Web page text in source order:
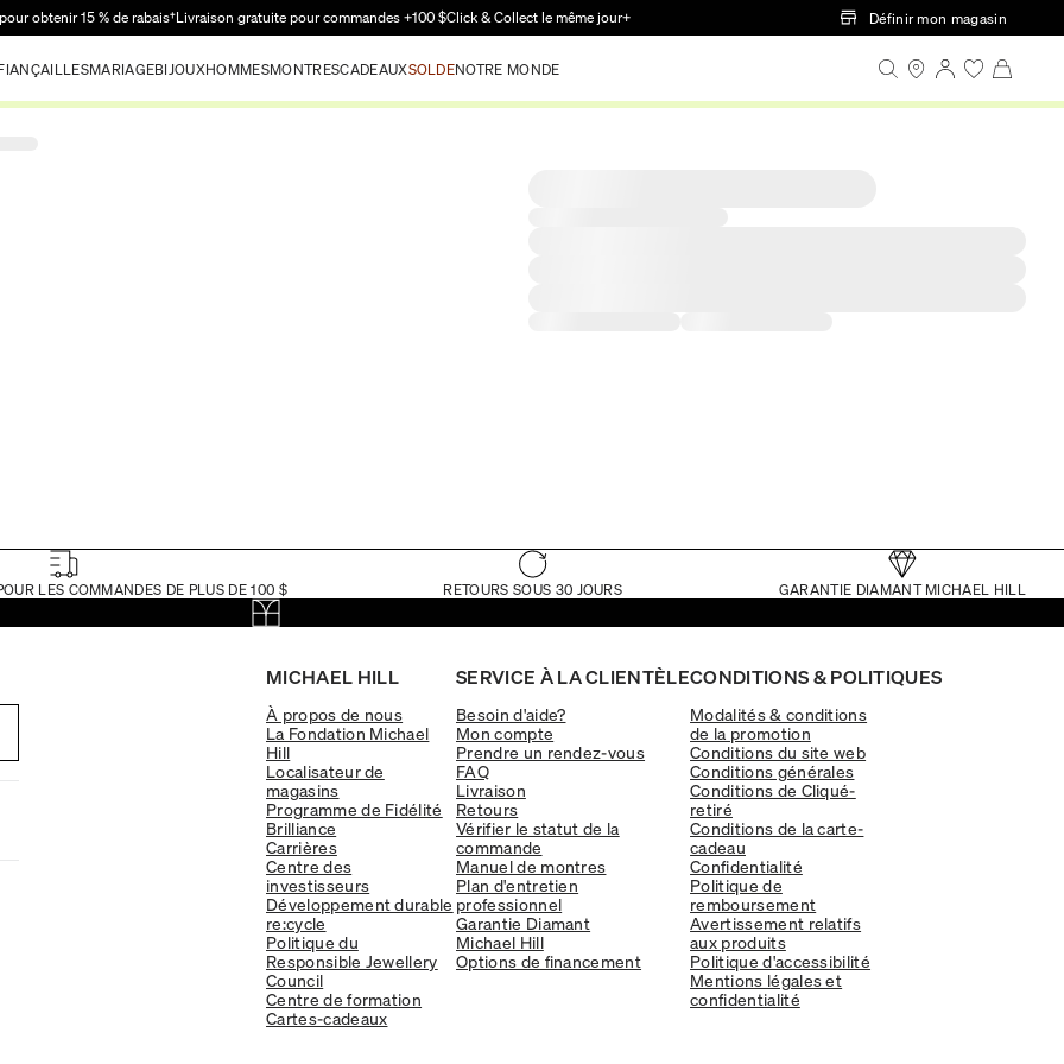
Passer au contenu principal
obtenir 15 % de rabais†Livraison gratuite pour commandes +100 $Click & Collect le même jour+ Définir mon magasin
MARIAGEBIJOUXHOMMESMONTRESCADEAUXSOLDENOTRE MONDE
LES COMMANDES DE PLUS DE 100 $ RETOURS SOUS 30 JOURS GARANTIE DIAMANT MICHAEL HILL
MICHAEL HILL
À propos de nous
La Fondation Michael
Hill
Localisateur de
magasins
Programme de Fidélité
Brilliance
Carrières
Centre des
investisseurs
Développement durable
re:cycle
Politique du
Responsible Jewellery
Council
Centre de formation
Cartes-cadeaux
SERVICE À LA CLIENTÈLE
Besoin d'aide?
Mon compte
Prendre un rendez-vous
FAQ
Livraison
Retours
Vérifier le statut de la
commande
Manuel de montres
Plan d'entretien
professionnel
Garantie Diamant
Michael Hill
Options de financement
CONDITIONS & POLITIQUES
Modalités & conditions
de la promotion
Conditions du site web
Conditions générales
Conditions de Cliqué-
retiré
Conditions de la carte-
cadeau
Confidentialité
Politique de
remboursement
Avertissement relatifs
aux produits
Politique d'accessibilité
Mentions légales et
confidentialité